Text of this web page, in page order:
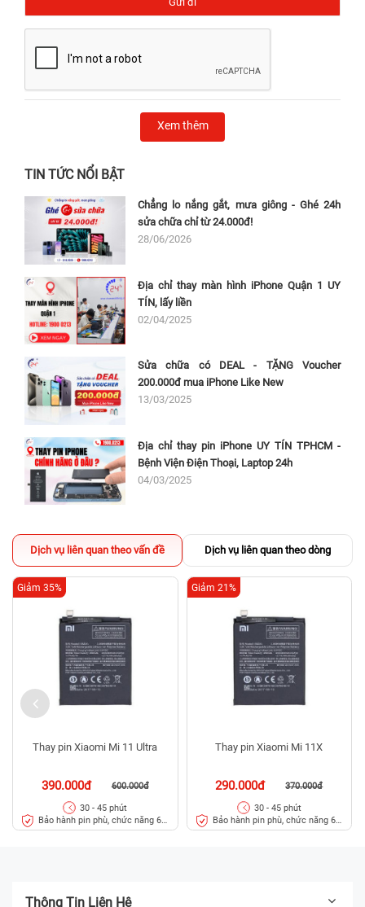
Xem thêm
TIN TỨC NỔI BẬT
Chẳng lo nắng gắt, mưa giông - Ghé 24h
sửa chữa chỉ từ 24.000đ!
28/06/2026
Địa chỉ thay màn hình iPhone Quận 1 UY
TÍN, lấy liền
02/04/2025
Sửa chữa có DEAL - TẶNG Voucher
200.000đ mua iPhone Like New
13/03/2025
Địa chỉ thay pin iPhone UY TÍN TPHCM -
Bệnh Viện Điện Thoại, Laptop 24h
04/03/2025
Dịch vụ liên quan theo vấn đề Dịch vụ liên quan theo dòng
Thay pin Xiaomi Mi 11 Ultra
390.000đ 600.000đ
Giảm 35%
30 - 45 phút
Bảo hành pin phù, chức năng 6
tháng
Thay pin Xiaomi Mi 11X
290.000đ 370.000đ
Giảm 21%
30 - 45 phút
Bảo hành pin phù, chức năng 6
tháng
Thông Tin Liên Hệ